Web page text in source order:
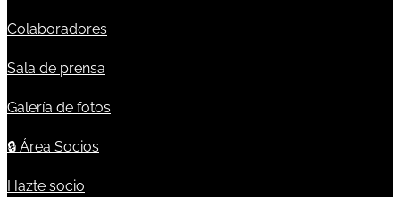
Colaboradores
Sala de prensa
Galería de fotos
🔒 Área Socios
Hazte socio